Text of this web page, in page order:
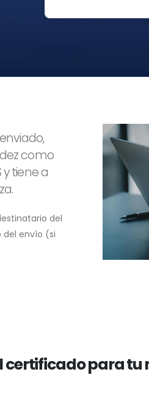
como
tiene a
del
del envío (si
certificado para tu